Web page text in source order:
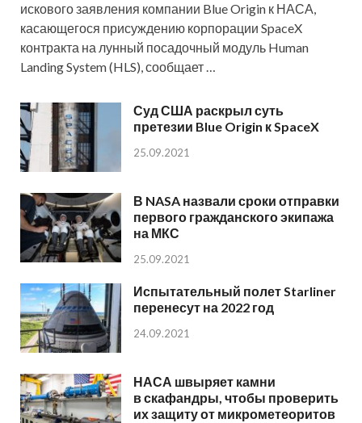
искового заявления компании Blue Origin к НАСА,
касающегося присуждению корпорации SpaceX
контракта на лунный посадочный модуль Human
Landing System (HLS), сообщает …
Суд США раскрыл суть
претезии Blue Origin к SpaceX
25.09.2021
В NASA назвали сроки отправки
первого гражданского экипажа
на МКС
25.09.2021
Испытательный полет Starliner
перенесут на 2022 год
24.09.2021
НАСА швыряет камни
в скафандры, чтобы проверить
их защиту от микрометеоритов